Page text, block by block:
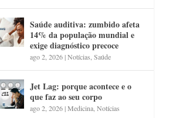
Saúde auditiva: zumbido afeta
14% da população mundial e
exige diagnóstico precoce
ago 2, 2026|Notícias ,Saúde
Jet Lag: porque acontece e o
que faz ao seu corpo
ago 2, 2026|Medicina ,Notícias